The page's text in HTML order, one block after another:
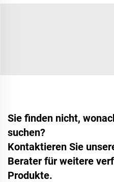
Sie finden nicht,
suchen?
Kontaktieren Sie
Berater für weitere
Produkte.